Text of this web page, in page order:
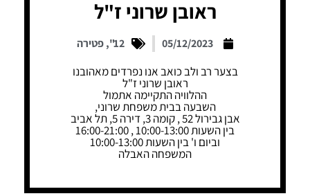
ראובן שרוני ז"ל
05/12/2023
12"
,פטירה
בצער רב ולב כואב אנו נפרדים מאהובנו
ראובן שרוני ז"ל
ההלוויה התקיימה אתמול
השבעה בבית משפחת שרוני,
אבן גבירול 52 , קומה 3, דירה 5, תל אביב
בין השעות 10:00-13:00 , 16:00-21:00
וביום ו' בין השעות 10:00-13:00
המשפחה האבלה